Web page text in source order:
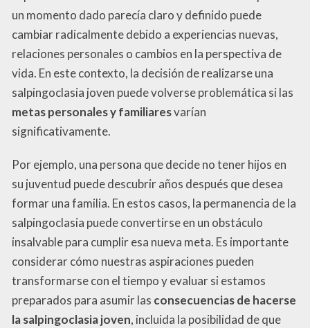
un momento dado parecía claro y definido puede
cambiar radicalmente debido a experiencias nuevas,
relaciones personales o cambios en la perspectiva de
vida. En este contexto, la decisión de realizarse una
salpingoclasia joven puede volverse problemática si las
metas personales y familiaresvarían
significativamente.
Por ejemplo, una persona que decide no tener hijos en
su juventud puede descubrir años después que desea
formar una familia. En estos casos, la permanencia de la
salpingoclasia puede convertirse en un obstáculo
insalvable para cumplir esa nueva meta. Es importante
considerar cómo nuestras aspiraciones pueden
transformarse con el tiempo y evaluar si estamos
preparados para asumir las consecuencias de hacerse
la salpingoclasia joven, incluida la posibilidad de que